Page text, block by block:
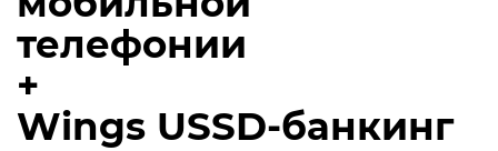
телефонии
+
Wings USSD-банкинг